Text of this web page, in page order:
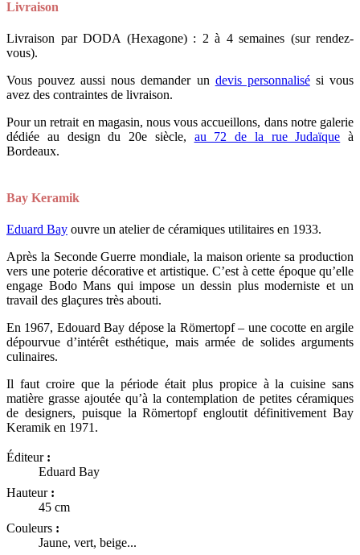
Livraison
Livraison par DODA (Hexagone) : 2 à 4 semaines (sur rendez-
vous).
Vous pouvez aussi nous demander un devis personnalisési vous
avez des contraintes de livraison.
Pour un retrait en magasin, nous vous accueillons, dans notre galerie
dédiée au design du 20e siècle, au 72 de la rue Judaïque à
Bordeaux.
Bay Keramik
Eduard Bay ouvre un atelier de céramiques utilitaires en 1933.
Après la Seconde Guerre mondiale, la maison oriente sa production
vers une poterie décorative et artistique. C’est à cette époque qu’elle
engage Bodo Mans qui impose un dessin plus moderniste et un
travail des glaçures très abouti.
En 1967, Edouard Bay dépose la Römertopf – une cocotte en argile
dépourvue d’intérêt esthétique, mais armée de solides arguments
culinaires.
Il faut croire que la période était plus propice à la cuisine sans
matière grasse ajoutée qu’à la contemplation de petites céramiques
de designers, puisque la Römertopf engloutit définitivement Bay
Keramik en 1971.
Éditeur :
Eduard Bay
Hauteur :
45 cm
Couleurs :
Jaune, vert, beige...